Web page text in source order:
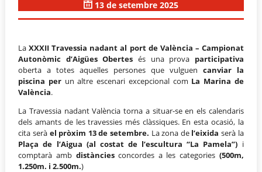
13 de setembre 2025
La XXXII Travessia nadant al port de València – Campionat
Autonòmic d’Aigües Obertes és una prova participativa
oberta a totes aquelles persones que vulguen canviar la
piscina per un altre escenari excepcional com La Marina de
València.
La Travessia nadant València torna a situar-se en els calendaris
dels amants de les travessies més clàssiques. En esta ocasió, la
cita seràel pròxim 13 de setembre. La zona de l’eixida serà la
Plaça de l’Aigua (al costat de l’escultura “La Pamela”) i
comptarà amb distànciesconcordes a les categories (500m,
1.250m. i 2.500m.)